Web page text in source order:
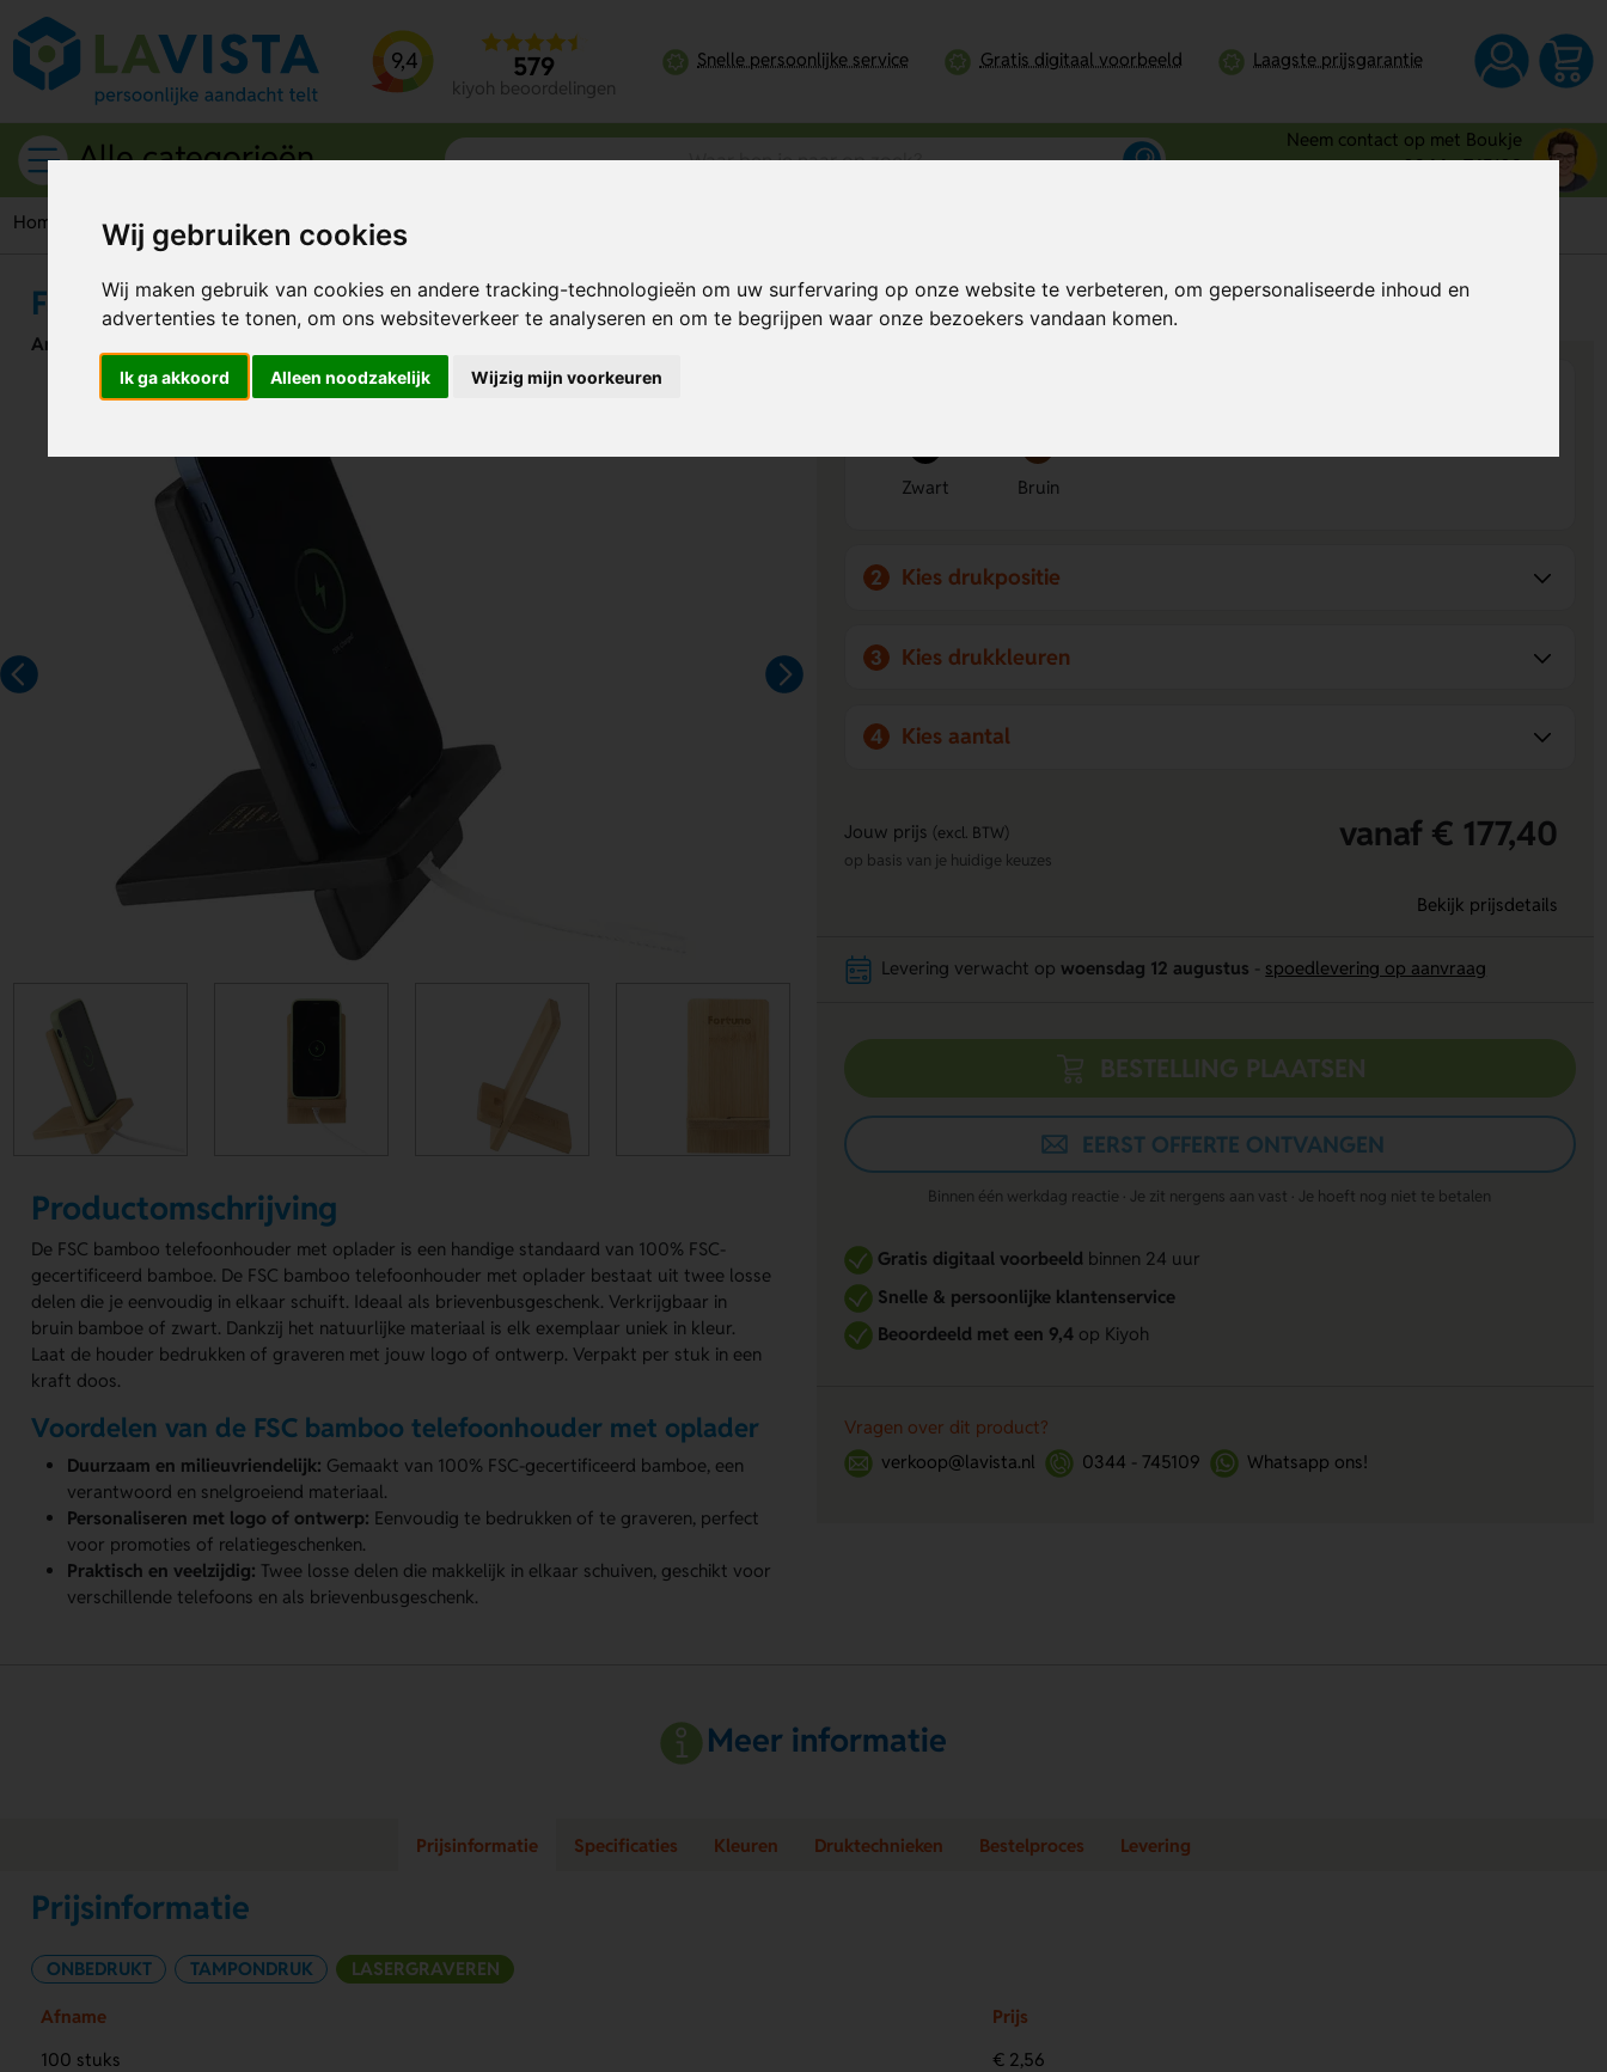
Wij gebruiken cookies
Wij maken gebruik van cookies en andere tracking-technologieën om uw surfervaring op onze website te verbeteren, om gepersonaliseerde inhoud en
advertenties te tonen, om ons websiteverkeer te analyseren en om te begrijpen waar onze bezoekers vandaan komen.
Ik ga akkoord Alleen noodzakelijk Wijzig mijn voorkeuren
9,4 579
kiyoh beoordelingen
Snelle persoonlijke service Gratis digitaal voorbeeld Laagste prijsgarantie
Alle categorieën
Neem contact op met Boukje
0344 - 745109
Home Telefoonaccessoires Telefoonhouders
Fsc Bamboo Telefoonhouder Met Oplader
Artikelnummer:
Productomschrijving
De FSC bamboo telefoonhouder met oplader is een handige standaard van 100% FSC-
gecertificeerd bamboe. De FSC bamboo telefoonhouder met oplader bestaat uit twee losse
delen die je eenvoudig in elkaar schuift. Ideaal als brievenbusgeschenk. Verkrijgbaar in
bruin bamboe of zwart. Dankzij het natuurlijke materiaal is elk exemplaar uniek in kleur.
Laat de houder bedrukken of graveren met jouw logo of ontwerp. Verpakt per stuk in een
kraft doos.
Voordelen van de FSC bamboo telefoonhouder met oplader
Duurzaam en milieuvriendelijk: Gemaakt van 100% FSC-gecertificeerd bamboe, een
verantwoord en snelgroeiend materiaal.
Personaliseren met logo of ontwerp: Eenvoudig te bedrukken of te graveren, perfect
voor promoties of relatiegeschenken.
Praktisch en veelzijdig: Twee losse delen die makkelijk in elkaar schuiven, geschikt voor
verschillende telefoons en als brievenbusgeschenk.
Bereken mijn prijs Al vanaf€ 1,62per stuk (excl. BTW)
Zwart Bruin
2 Kies drukpositie
3 Kies drukkleuren
4 Kies aantal
Jouw prijs (excl. BTW) vanaf € 177,40
op basis van je huidige keuzes
Bekijk prijsdetails
Levering verwacht op woensdag 12 augustus spoedlevering op aanvraag
BESTELLING PLAATSEN
EERST OFFERTE ONTVANGEN
Binnen één werkdag reactie · Je zit nergens aan vast · Je hoeft nog niet te betalen
Gratis digitaal voorbeeldbinnen 24 uur
Snelle & persoonlijke klantenservice
Beoordeeld met een 9,4op Kiyoh
Vragen over dit product?
verkoop@lavista.nl
0344 - 745109 Whatsapp ons!
Meer informatie
Prijsinformatie Specificaties Kleuren Druktechnieken Bestelproces Levering
Prijsinformatie
ONBEDRUKT TAMPONDRUK LASERGRAVEREN
Afname
Prijs
100 stuks
€ 2,56